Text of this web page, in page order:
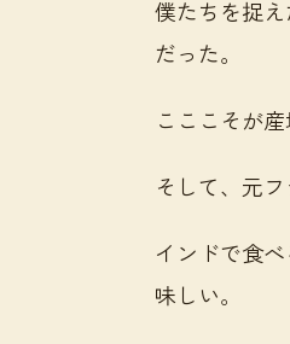
僕たちを捉
だった。
こここそが
そして、元
インドで食
味しい。